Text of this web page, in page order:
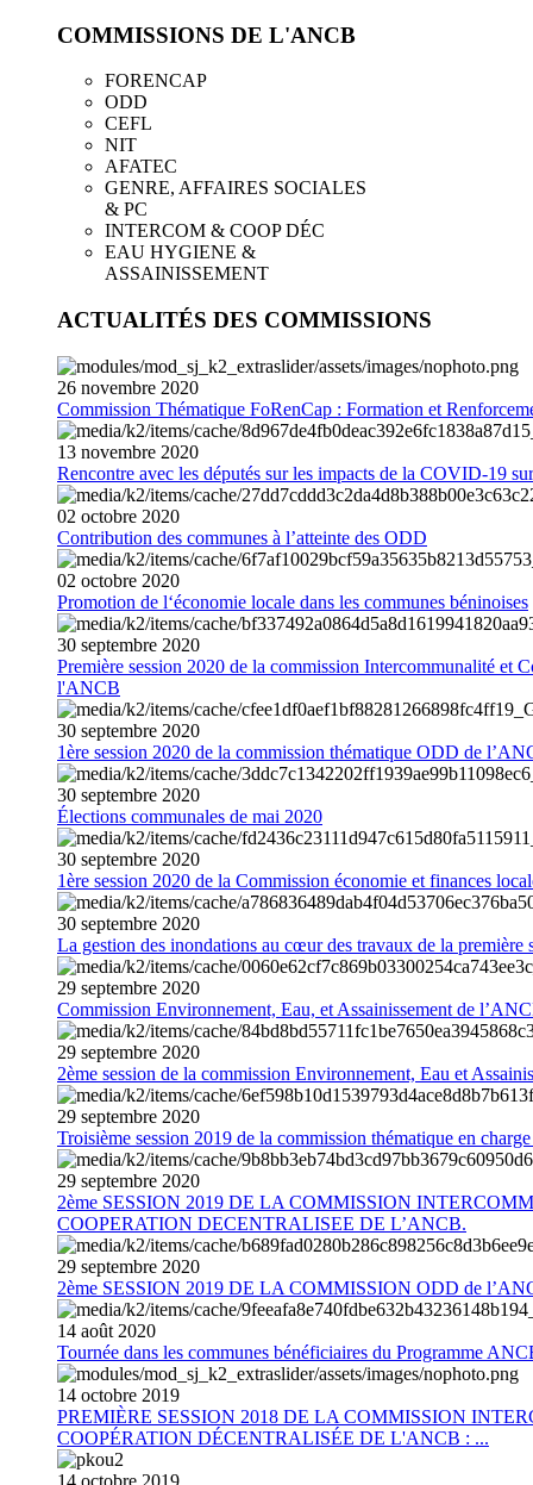
COMMISSIONS DE L'ANCB
FORENCAP
ODD
CEFL
NIT
AFATEC
GENRE, AFFAIRES SOCIALES
& PC
INTERCOM & COOP DÉC
EAU HYGIENE &
ASSAINISSEMENT
ACTUALITÉS DES COMMISSIONS
26 novembre 2020
Commission Thématique FoRenCap : Formation et
13 novembre 2020
Rencontre avec les députés sur les impacts de la COVID-19
02 octobre 2020
Contribution des communes à l’atteinte des ODD
02 octobre 2020
Promotion de l‘économie locale dans les communes béninoises
30 septembre 2020
Première session 2020 de la commission Intercommunalité et
l'ANCB
30 septembre 2020
1ère session 2020 de la commission thématique ODD de
30 septembre 2020
Élections communales de mai 2020
30 septembre 2020
1ère session 2020 de la Commission économie et finances
30 septembre 2020
La gestion des inondations au cœur des travaux de la première
29 septembre 2020
Commission Environnement, Eau, et Assainissement de
29 septembre 2020
2ème session de la commission Environnement, Eau et
29 septembre 2020
Troisième session 2019 de la commission thématique en
29 septembre 2020
2ème SESSION 2019 DE LA COMMISSION
COOPERATION DECENTRALISEE DE L’ANCB.
29 septembre 2020
2ème SESSION 2019 DE LA COMMISSION ODD de
14 août 2020
Tournée dans les communes bénéficiaires du Programme
14 octobre 2019
PREMIÈRE SESSION 2018 DE LA COMMISSION
COOPÉRATION DÉCENTRALISÉE DE L'ANCB : ...
14 octobre 2019